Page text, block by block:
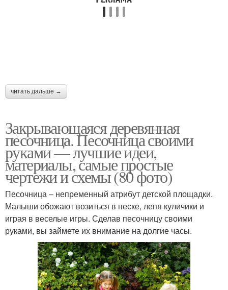
читать дальше →
Закрывающаяся деревянная
песочница. Песочница своими
руками — лучшие идеи,
материалы, самые простые
чертежи и схемы (80 фото)
Песочница – непременный атрибут детской площадки.
Малыши обожают возиться в песке, лепя куличики и
играя в веселые игры. Сделав песочницу своими
руками, вы займете их внимание на долгие часы.